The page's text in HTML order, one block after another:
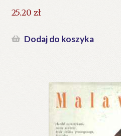
25.20 zł
Dodaj do koszyka